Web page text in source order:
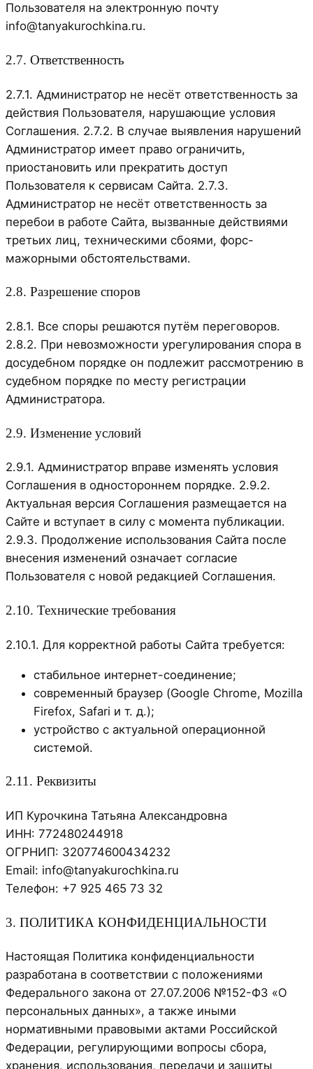
Пользователя на электронную почту
info@tanyakurochkina.ru.
2.7. Ответственность
2.7.1. Администратор не несёт ответственность за
действия Пользователя, нарушающие условия
Соглашения. 2.7.2. В случае выявления нарушений
Администратор имеет право ограничить,
приостановить или прекратить доступ
Пользователя к сервисам Сайта. 2.7.3.
Администратор не несёт ответственность за
перебои в работе Сайта, вызванные действиями
третьих лиц, техническими сбоями, форс-
мажорными обстоятельствами.
2.8. Разрешение споров
2.8.1. Все споры решаются путём переговоров.
2.8.2. При невозможности урегулирования спора в
досудебном порядке он подлежит рассмотрению в
судебном порядке по месту регистрации
Администратора.
2.9. Изменение условий
2.9.1. Администратор вправе изменять условия
Соглашения в одностороннем порядке. 2.9.2.
Актуальная версия Соглашения размещается на
Сайте и вступает в силу с момента публикации.
2.9.3. Продолжение использования Сайта после
внесения изменений означает согласие
Пользователя с новой редакцией Соглашения.
2.10. Технические требования
2.10.1. Для корректной работы Сайта требуется:
стабильное интернет-соединение;
современный браузер (Google Chrome, Mozilla
Firefox, Safari и т. д.);
устройство с актуальной операционной
системой.
2.11. Реквизиты
ИП Курочкина Татьяна Александровна
ИНН: 772480244918
ОГРНИП: 320774600434232
Email: info@tanyakurochkina.ru
Телефон: +7 925 465 73 32
3. ПОЛИТИКА КОНФИДЕНЦИАЛЬНОСТИ
Настоящая Политика конфиденциальности
разработана в соответствии с положениями
Федерального закона от 27.07.2006 №152-ФЗ «О
персональных данных», а также иными
нормативными правовыми актами Российской
Федерации, регулирующими вопросы сбора,
хранения, использования, передачи и защиты